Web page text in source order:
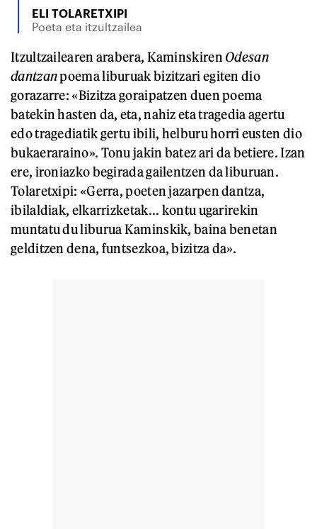
ELI TOLARETXIPI
Poeta eta itzultzailea
Itzultzailearen arabera, Kaminskiren Odesan
dantzanpoema liburuak bizitzari egiten dio
gorazarre: «Bizitza goraipatzen duen poema
batekin hasten da, eta, nahiz eta tragedia agertu
edo tragediatik gertu ibili, helburu horri eusten dio
bukaeraraino». Tonu jakin batez ari da betiere. Izan
ere, ironiazko begirada gailentzen da liburuan.
Tolaretxipi: «Gerra, poeten jazarpen dantza,
ibilaldiak, elkarrizketak... kontu ugarirekin
muntatu du liburua Kaminskik, baina benetan
gelditzen dena, funtsezkoa, bizitza da».